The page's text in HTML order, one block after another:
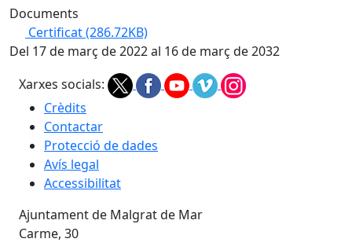
Documents
Certificat(286.72KB)
Del 17 de març de 2022 al 16 de març de 2032
Xarxes socials:
Crèdits
Contactar
Protecció de dades
Avís legal
Accessibilitat
Ajuntament de Malgrat de Mar
Carme, 30